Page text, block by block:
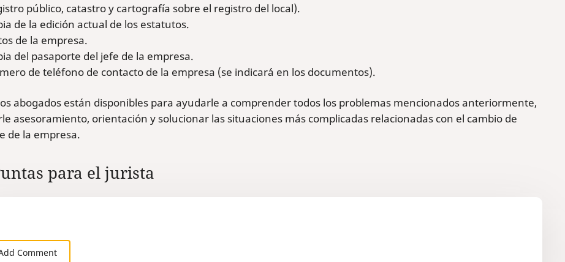
público, catastro y cartografía sobre el registro del local).
de la edición actual de los estatutos.
de la empresa.
del pasaporte del jefe de la empresa.
de teléfono de contacto de la empresa (se indicará en los documentos).
abogados están disponibles para ayudarle a comprender todos los problemas mencionados anteriormente,
asesoramiento, orientación y solucionar las situaciones más complicadas relacionadas con el cambio de
de la empresa.
para el jurista
Comment